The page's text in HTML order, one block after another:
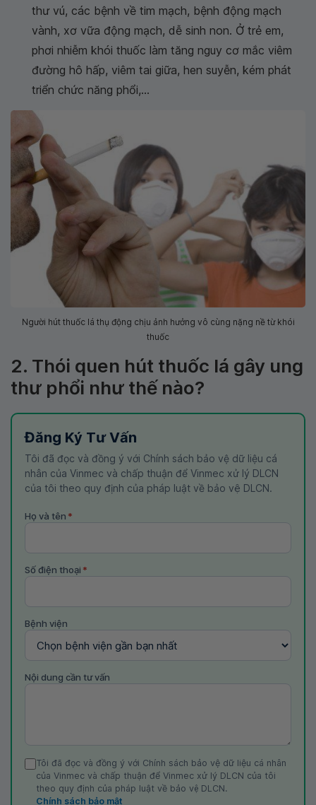
thư vú, các bệnh về tim mạch, bệnh động mạch
vành, xơ vữa động mạch, dễ sinh non. Ở trẻ em,
phơi nhiễm khói thuốc làm tăng nguy cơ mắc viêm
đường hô hấp, viêm tai giữa, hen suyễn, kém phát
triển chức năng phổi,...
Người hút thuốc lá thụ động chịu ảnh hưởng vô cùng nặng nề từ khói
thuốc
2. Thói quen hút thuốc lá gây ung
thư phổi như thế nào?
Đăng Ký Tư Vấn
Tôi đã đọc và đồng ý với Chính sách bảo vệ dữ liệu cá
nhân của Vinmec và chấp thuận để Vinmec xử lý DLCN
của tôi theo quy định của pháp luật về bảo vệ DLCN.
Họ và tên *
Số điện thoại *
Bệnh viện
Nội dung cần tư vấn
Tôi đã đọc và đồng ý với Chính sách bảo vệ dữ liệu cá nhân
của Vinmec và chấp thuận để Vinmec xử lý DLCN của tôi
theo quy định của pháp luật về bảo vệ DLCN.
Chính sách bảo mật